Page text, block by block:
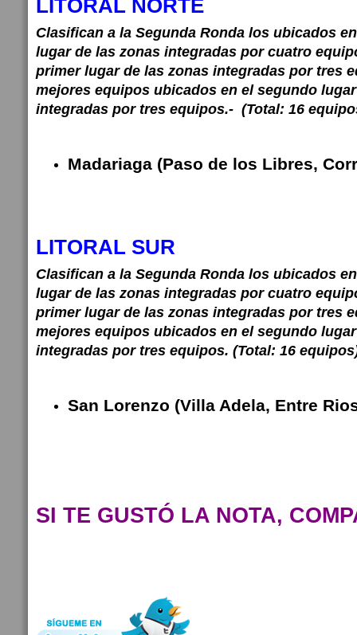
LITORAL NORTE
Clasifican a la Segunda Ronda los ubicados
lugar de las zonas integradas por cuatro
primer lugar de las zonas integradas por tres
mejores equipos ubicados en el segundo
integradas por tres equipos.- (Total: 16
Madariaga (Paso de los Libres,
LITORAL SUR
Clasifican a la Segunda Ronda los ubicados
lugar de las zonas integradas por cuatro
primer lugar de las zonas integradas por tres
mejores equipos ubicados en el segundo
integradas por tres equipos. (Total: 16
San Lorenzo (Villa Adela, Entre
SI TE GUSTÓ LA NOTA,